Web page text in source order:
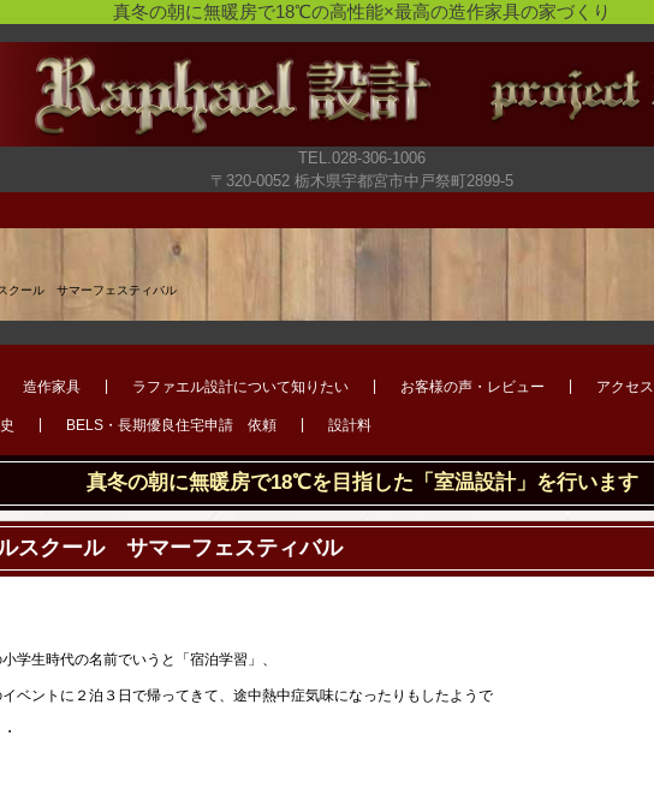
真冬の朝に無暖房で18℃の高性能×最高の造作家具の家づくり
TEL.028-306-1006
〒320-0052 栃木県宇都宮市中戸祭町2899-5
クール サマーフェスティバル
造作家具 ラファエル設計について知りたい お客様の声・レビュー アクセス
BELS・長期優良住宅申請 依頼 設計料
真冬の朝に無暖房で18℃を目指した「室温設計」を行います
スクール サマーフェスティバル
学生時代の名前でいうと「宿泊学習」、
ベントに２泊３日で帰ってきて、途中熱中症気味になったりもしたようで